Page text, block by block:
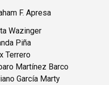
F. Apresa
Wazinger
Piña
Terrero
Martínez Barco
García Marty